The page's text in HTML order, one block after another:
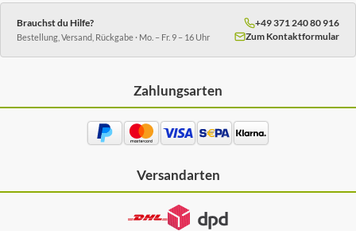
Brauchst du Hilfe?
Bestellung, Versand, Rückgabe · Mo. – Fr. 9 – 16 Uhr
+49 371 240 80 916
Zum Kontaktformular
Zahlungsarten
Versandarten